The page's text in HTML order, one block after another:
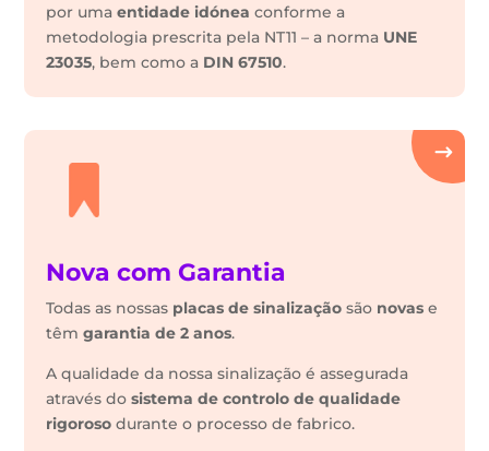
por umaentidade idónea conforme a
metodologia prescrita pela NT11 – a norma UNE
23035, bem como a DIN 67510.
Nova com Garantia
Todas as nossas placas de sinalização são novas e
têmgarantia de 2 anos.
A qualidade da nossa sinalização é assegurada
através dosistema de controlo de qualidade
rigoroso durante o processo de fabrico.